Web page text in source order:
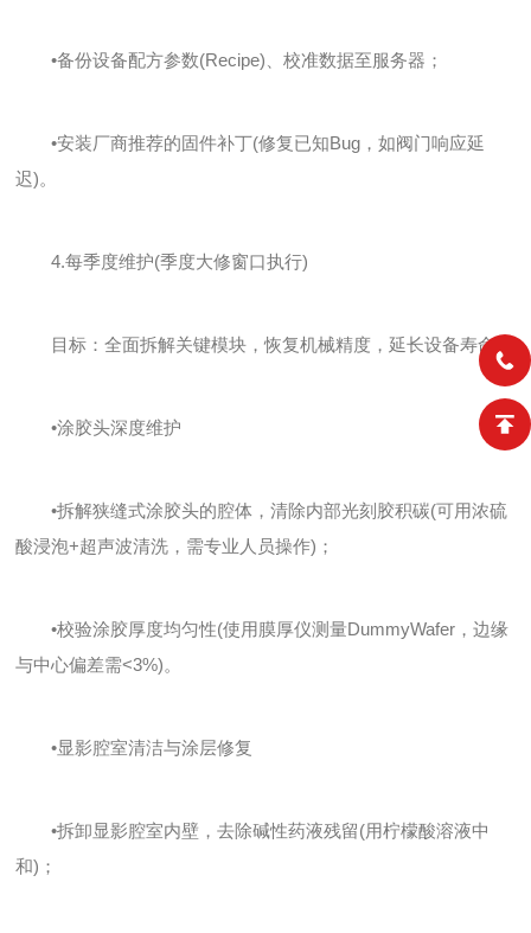
•备份设备配方参数(Recipe)、校准数据至服务器；
•安装厂商推荐的固件补丁(修复已知Bug，如阀门响应延
迟)。
4.每季度维护(季度大修窗口执行)
目标：全面拆解关键模块，恢复机械精度，延长设备寿命。
•涂胶头深度维护
•拆解狭缝式涂胶头的腔体，清除内部光刻胶积碳(可用浓硫
酸浸泡+超声波清洗，需专业人员操作)；
•校验涂胶厚度均匀性(使用膜厚仪测量DummyWafer，边缘
与中心偏差需<3%)。
•显影腔室清洁与涂层修复
•拆卸显影腔室内壁，去除碱性药液残留(用柠檬酸溶液中
和)；